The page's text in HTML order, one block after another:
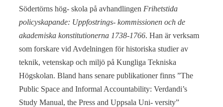
Södertörns hög- skola på avhandlingen Frihetstida
policyskapande: Uppfostrings- kommissionen och de
akademiska konstitutionerna 1738-1766. Han är verksam
som forskare vid Avdelningen för historiska studier av
teknik, vetenskap och miljö på Kungliga Tekniska
Högskolan. Bland hans senare publikationer finns ”The
Public Space and Informal Accountability: Verdandi’s
Study Manual, the Press and Uppsala Uni- versity”